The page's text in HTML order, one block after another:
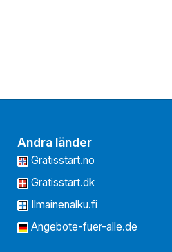
Andra länder
Gratisstart.no
Gratisstart.dk
Ilmainenalku.fi
Angebote-fuer-alle.de